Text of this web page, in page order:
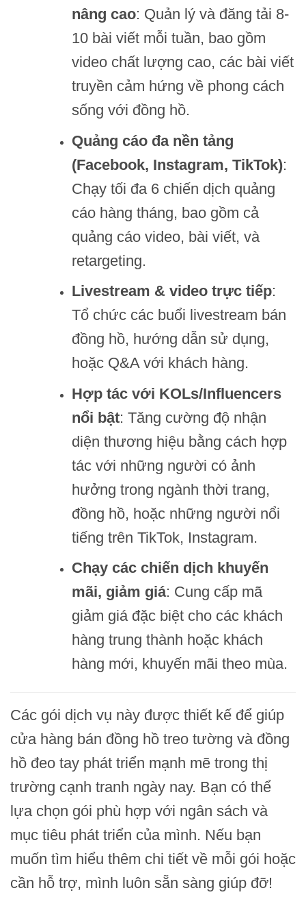
nâng cao: Quản lý và đăng tải 8-
10 bài viết mỗi tuần, bao gồm
video chất lượng cao, các bài viết
truyền cảm hứng về phong cách
sống với đồng hồ.
Quảng cáo đa nền tảng
(Facebook, Instagram, TikTok):
Chạy tối đa 6 chiến dịch quảng
cáo hàng tháng, bao gồm cả
quảng cáo video, bài viết, và
retargeting.
Livestream & video trực tiếp:
Tổ chức các buổi livestream bán
đồng hồ, hướng dẫn sử dụng,
hoặc Q&A với khách hàng.
Hợp tác với KOLs/Influencers
nổi bật: Tăng cường độ nhận
diện thương hiệu bằng cách hợp
tác với những người có ảnh
hưởng trong ngành thời trang,
đồng hồ, hoặc những người nổi
tiếng trên TikTok, Instagram.
Chạy các chiến dịch khuyến
mãi, giảm giá: Cung cấp mã
giảm giá đặc biệt cho các khách
hàng trung thành hoặc khách
hàng mới, khuyến mãi theo mùa.
Các gói dịch vụ này được thiết kế để giúp
cửa hàng bán đồng hồ treo tường và đồng
hồ đeo tay phát triển mạnh mẽ trong thị
trường cạnh tranh ngày nay. Bạn có thể
lựa chọn gói phù hợp với ngân sách và
mục tiêu phát triển của mình. Nếu bạn
muốn tìm hiểu thêm chi tiết về mỗi gói hoặc
cần hỗ trợ, mình luôn sẵn sàng giúp đỡ!